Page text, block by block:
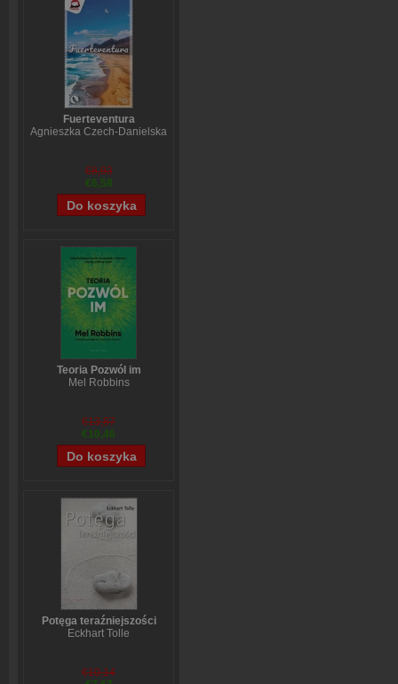
Fuerteventura
Agnieszka Czech-Danielska
€8,93
€6,58
Teoria Pozwól im
Mel Robbins
€13,87
€10,46
Potęga teraźniejszości
Eckhart Tolle
€10,14